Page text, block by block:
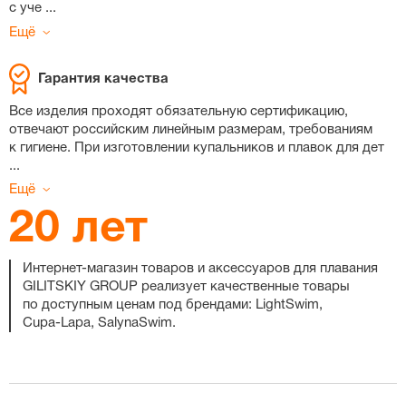
с уче ...
Ещё
Гарантия качества
Все изделия проходят обязательную сертификацию,
отвечают российским линейным размерам, требованиям
к гигиене. При изготовлении купальников и плавок для дет
...
Ещё
20 лет
Интернет-магазин товаров и аксессуаров для плавания
GILITSKIY GROUP реализует качественные товары
по доступным ценам под брендами: LightSwim,
Cupa-Lapa, SalynaSwim.